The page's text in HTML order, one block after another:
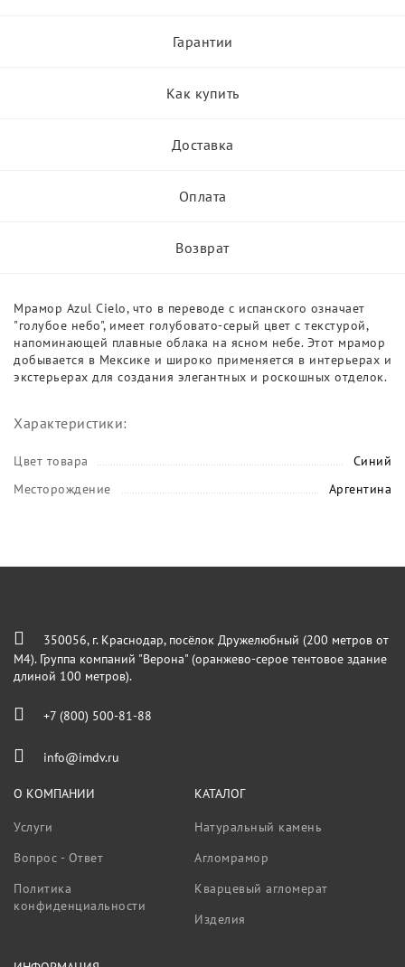
Гарантии
Как купить
Доставка
Оплата
Возврат
Мрамор Azul Cielo, что в переводе с испанского означает
"голубое небо", имеет голубовато-серый цвет с текстурой,
напоминающей плавные облака на ясном небе. Этот мрамор
добывается в Мексике и широко применяется в интерьерах и
экстерьерах для создания элегантных и роскошных отделок.
Характеристики:
Цвет товара
Синий
Месторождение
Аргентина
350056, г. Краснодар, посёлок Дружелюбный (200 метров от
М4). Группа компаний "Верона" (оранжево-серое тентовое здание
длиной 100 метров).
+7 (800) 500-81-88
info@imdv.ru
О КОМПАНИИ
Услуги
Вопрос - Ответ
Политика
конфиденциальности
КАТАЛОГ
Натуральный камень
Агломрамор
Кварцевый агломерат
Изделия